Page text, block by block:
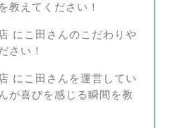
教えてください！
にこ田さんのこだわりや
さい！
にこ田さんを運営してい
が喜びを感じる瞬間を教